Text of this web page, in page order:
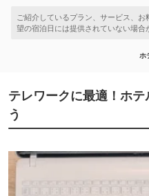
ホ
テレワークに最適！ホ
う